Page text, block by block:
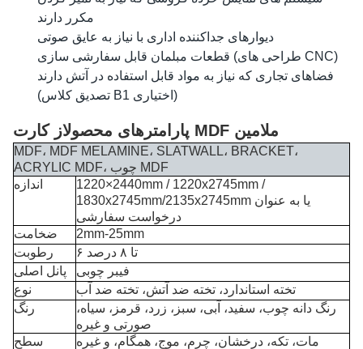
مکرر دارند
دیوارهای جداکننده اداری با نیاز به عایق صوتی
قطعات مبلمان قابل سفارشی سازی (طراحی های CNC)
فضاهای تجاری که نیاز به مواد قابل استفاده در آتش دارند
(تصدیق کلاس B1 اختیاری)
پارامترهای محصول از کارت MDF ملامین
MDF، MDF MELAMINE، SLATWALL، BRACKET،
ACRYLIC MDF، چوب MDF
اندازه
1220×2440mm / 1220x2745mm /
1830x2745mm/2135x2745mm یا به عنوان
درخواست سفارشی
ضخامت
2mm-25mm
رطوبت
۶ تا ۸ درصد
پانل اصلی
فیبر چوبی
نوع
تخته استاندارد، تخته ضد آتش، تخته ضد آب
رنگ
رنگ دانه چوب، سفید، آبی، سبز، زرد، قرمز، سیاه،
صورتی و غیره
سطح
مات، تکه، درخشان، چرم، موج، همگام، و غیره